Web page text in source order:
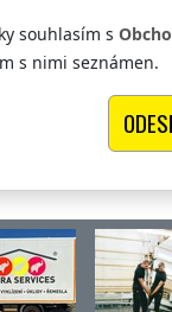
souhlasím s
s nimi seznámen.